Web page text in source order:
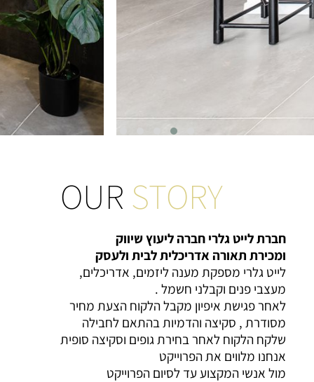
STORY
חברת לייט גלרי חברה ליעוץ שיווק
ומכירת תאורה אדריכלית לבית ולעסק
לייט גלרי מספקת מענה ליזמים, אדריכלים,
מעצבי פנים וקבלני חשמל .
לאחר פגישת איפיון מקבל הלקוח הצעת מחיר
מסודרת , סקיצה והדמיות בהתאם לחבילה
שלקח הלקוח לאחר בחירת גופים וסקיצה סופית
אנחנו מלווים את הפרוייקט
מול אנשי המקצוע עד לסיום הפרוייקט